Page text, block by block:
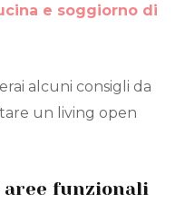
e soggiorno di
alcuni consigli da
un living open
funzionali